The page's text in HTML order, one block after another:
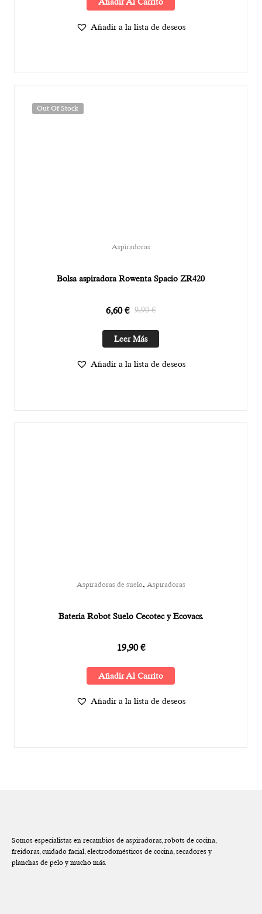
Añadir a la lista de deseos
Out Of Stock
Aspiradoras
Bolsa aspiradora Rowenta Spacio ZR420
9,90€
6,60€
Leer Más
Añadir a la lista de deseos
Aspiradoras de suelo, Aspiradoras
Bateria Robot Suelo Cecotec y Ecovacs.
19,90€
Añadir Al Carrito
Añadir a la lista de deseos
Somos especialistas en recambios de aspiradoras, robots de cocina,
freidoras, cuidado facial, electrodomésticos de cocina, secadores y
planchas de pelo y mucho más.